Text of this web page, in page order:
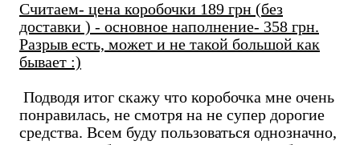
Считаем- цена коробочки 189 грн (без
доставки ) - основное наполнение- 358 грн.
Разрыв есть, может и не такой большой как
бывает :)
Подводя итог скажу что коробочка мне очень
понравилась, не смотря на не супер дорогие
средства. Всем буду пользоваться однозначно,